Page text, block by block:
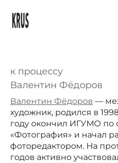
к процессу
Валентин Фёдоров
Валентин Фёдоров —
художник, родился в
году окончил ИГУМО по
«Фотография» и начал
фоторедактором. На
годов активно